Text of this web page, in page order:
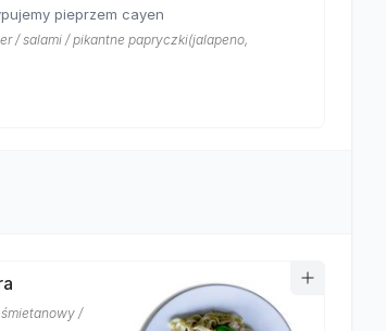
pieprzem cayen
/ salami / pikantne papryczki(jalapeno,
/